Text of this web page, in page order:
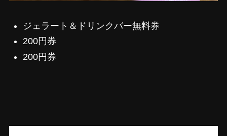
ジェラート＆ドリンクバー無料券
200円券
200円券